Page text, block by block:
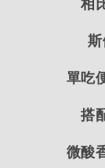
單吃
搭
微酸